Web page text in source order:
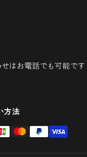
はお電話でも可能です
方法